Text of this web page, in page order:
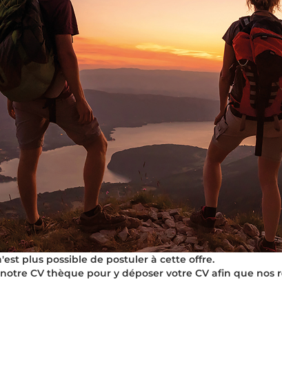
plus possible de postuler à cette offre.
CV thèque pour y déposer votre CV afin que